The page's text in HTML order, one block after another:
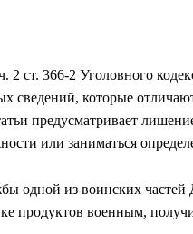
2 ст. 366-2 Уголовного
сведений, которые
предусматривает
или заниматься
одной из воинских
продуктов военным,